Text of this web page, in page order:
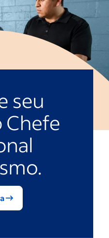
seu
Chefe